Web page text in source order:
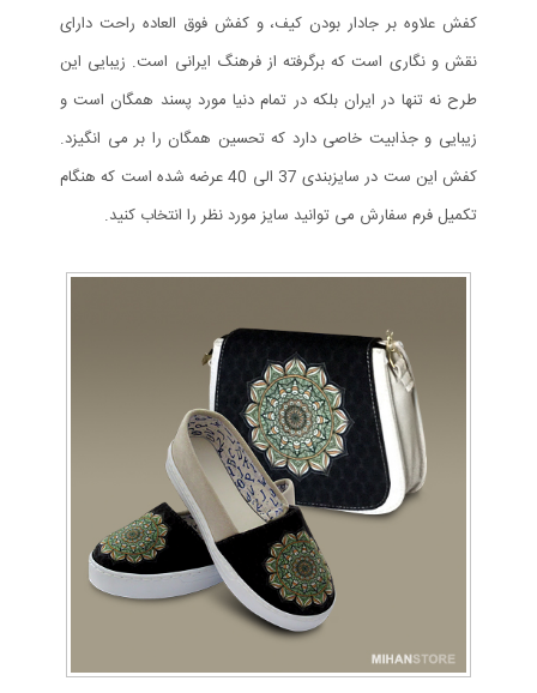
کفش علاوه بر جادار بودن کیف، و کفش فوق العاده راحت دارای
نقش و نگاری است که برگرفته از فرهنگ ایرانی است. زیبایی این
طرح نه تنها در ایران بلکه در تمام دنیا مورد پسند همگان است و
زیبایی و جذابیت خاصی دارد که تحسین همگان را بر می انگیزد.
کفش این ست در سایزبندی 37 الی 40 عرضه شده است که هنگام
تکمیل فرم سفارش می توانید سایز مورد نظر را انتخاب کنید.